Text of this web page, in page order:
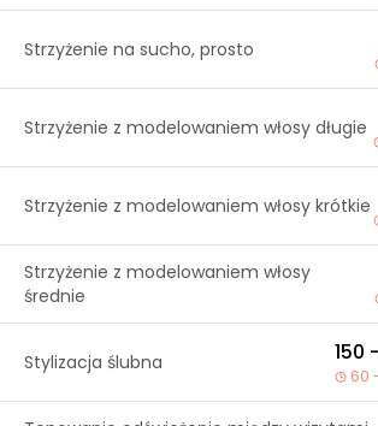
Strzyżenie na sucho, prosto
Strzyżenie z modelowaniem włosy długie
Strzyżenie z modelowaniem włosy krótkie
Strzyżenie z modelowaniem włosy
średnie
Stylizacja ślubna 150
60